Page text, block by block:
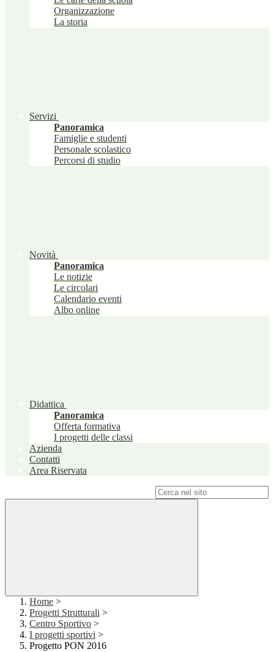
Organizzazione
La storia
Servizi
Panoramica
Famiglie e studenti
Personale scolastico
Percorsi di studio
Novità
Panoramica
Le notizie
Le circolari
Calendario eventi
Albo online
Didattica
Panoramica
Offerta formativa
I progetti delle classi
Azienda
Contatti
Area Riservata
Home >
Progetti Strutturali >
Centro Sportivo >
I progetti sportivi >
Progetto PON 2016